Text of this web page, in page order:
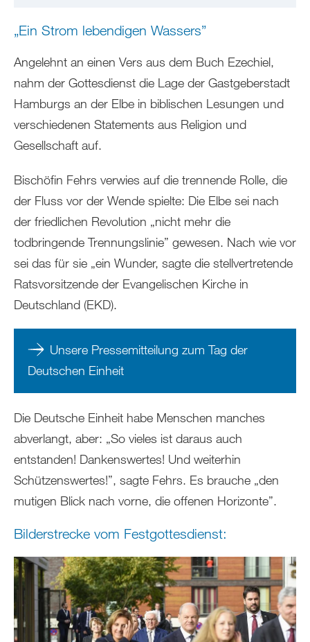
„Ein Strom lebendigen Wassers”
Angelehnt an einen Vers aus dem Buch Ezechiel,
nahm der Gottesdienst die Lage der Gastgeberstadt
Hamburgs an der Elbe in biblischen Lesungen und
verschiedenen Statements aus Religion und
Gesellschaft auf.
Bischöfin Fehrs verwies auf die trennende Rolle, die
der Fluss vor der Wende spielte: Die Elbe sei nach
der friedlichen Revolution „nicht mehr die
todbringende Trennungslinie” gewesen. Nach wie vor
sei das für sie „ein Wunder, sagte die stellvertretende
Ratsvorsitzende der Evangelischen Kirche in
Deutschland (EKD).
Unsere Pressemitteilung zum Tag der
Deutschen Einheit
Die Deutsche Einheit habe Menschen manches
abverlangt, aber: „So vieles ist daraus auch
entstanden! Dankenswertes! Und weiterhin
Schützenswertes!”, sagte Fehrs. Es brauche „den
mutigen Blick nach vorne, die offenen Horizonte”.
Bilderstrecke vom Festgottesdienst: